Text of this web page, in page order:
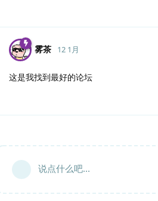
雾茶 12 1月
这是我找到最好的论坛
说点什么吧...